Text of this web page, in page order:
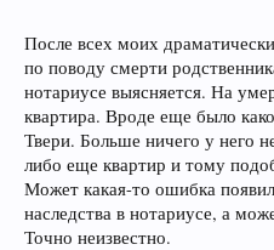
После всех моих
по поводу смерти
нотариусе выясняется. На
квартира. Вроде еще было
Твери. Больше ничего у него
либо еще квартир и тому
Может какая-то ошибка
наследства в нотариусе, а
Точно неизвестно.